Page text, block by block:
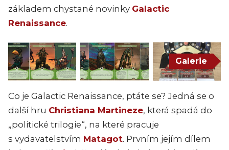
základem chystané novinky Galactic
Renaissance.
Galerie
Co je Galactic Renaissance, ptáte se? Jedná se o
další hru Christiana Martineze, která spadá do
„politické trilogie“, na které pracuje
s vydavatelstvím Matagot. Prvním jejím dílem